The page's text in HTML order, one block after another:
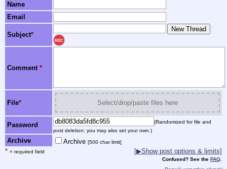
Name
Email
Subject*
REC
Comment *
File* Select/drop/paste files here
Password
(Randomized for file and
post deletion; you may also set your own.)
Archive Archive [500 char limit]
* = required field [▶Show post options & limits]
Confused? See the FAQ